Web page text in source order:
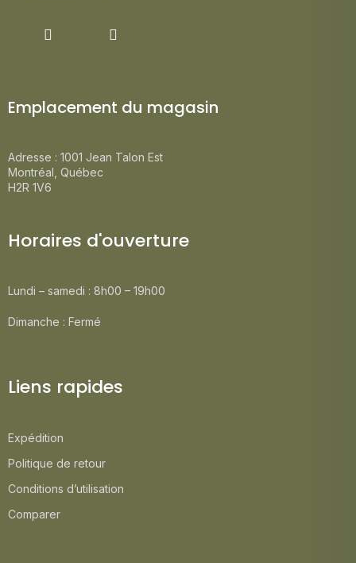
Emplacement du magasin
Adresse : 1001 Jean Talon Est
Montréal, Québec
H2R 1V6
Horaires d'ouverture
Lundi – samedi : 8h00 – 19h00
Dimanche : Fermé
Liens rapides
Expédition
Politique de retour
Conditions d’utilisation
Comparer